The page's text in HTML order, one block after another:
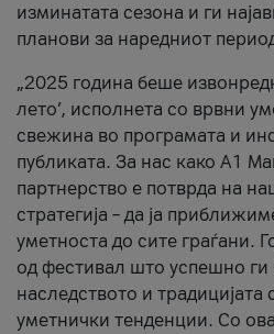
изминатата сезона и ги
планови за наредниот
„2025 година беше
лето’, исполнета со врвни
свежина во програмата и
публиката. За нас како A1
партнерство е потврда на
стратегија – да ја
уметноста до сите граѓани.
од фестивал што успешно
наследството и
уметнички тенденции. Со